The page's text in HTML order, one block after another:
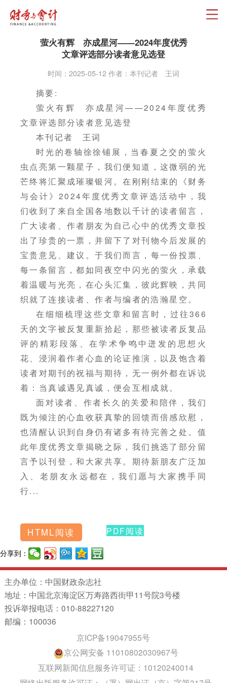
萤火有辉 亦成星河——2024年度优秀
文章评选部分读者意见选登
时间：2025-05-12 作者：本刊记者 王词
摘要:
萤火有辉 亦成星河——2024年度优秀
文章评选部分读者意见选登
本刊记者 王词
时光的卷轴徐徐铺展，当春夏之交的萤火
虫点亮第一颗星子，我们便知道，这微弱的光
芒终将汇聚成璀璨银河。在刚刚结束的《财务
与会计》2024年度优秀文章评选活动中，我
们收到了来自全国各地数以千计的读者留言，
广大读者、作者朋友为自己心中的优秀文章投
出了珍贵的一票，并留下了对刊物今后发展的
宝贵意见、建议。于我们而言，每一份投票、
每一条留言，都如同夜空中闪光的萤火，承载
着温暖与光亮，在心头汇集，彼此辉映，共同
织就了连接读者、作者与编者的浩瀚星空。
在细细梳理这些文章和留言时，过往366
天的文字被反复重新拾起，那些被读者反复品
评的精彩段落、在学术争鸣中迸发的思想火
花、浸润着作者心血的论证推演，以及饱含着
读者对期刊的祝福与期待，无一例外都在诉说
着：当真诚遇见真诚，便会互相成就。
面对读者、作者长久的关爱和陪伴，我们
既为倾注的心血收获真挚的回馈而倍感欣慰，
也清醒认识到自身仍有诸多有待完善之处。值
此年度优秀文章揭晓之际，我们挑选了部分留
言予以刊登，和大家共享。期待新朋友广泛加
入、老朋友永远都在，我们愿与大家携手同
行...
HTML阅读 PDF阅读
分享到：
主办单位：中国财政杂志社
地址：中国北京海淀区万寿路西街甲11号院3号楼
投诉举报电话：010-88227120
邮编：100036
京ICP备19047955号
京公网安备 11010802030967号
互联网新闻信息服务许可证：10120240014